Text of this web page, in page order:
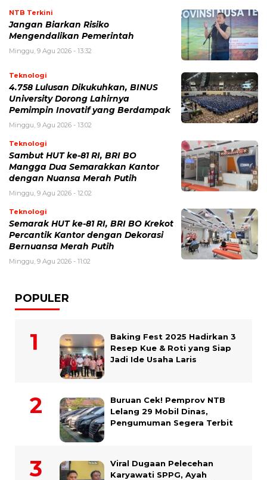
NTB Terkini
Jangan Biarkan Risiko
Mengendalikan Pemerintah
Minggu, 9 Agu 2026 - 13:32
Teknologi
4.758 Lulusan Dikukuhkan, BINUS
University Dorong Lahirnya
Pemimpin Inovatif yang Berdampak
Minggu, 9 Agu 2026 - 13:02
Teknologi
Sambut HUT ke-81 RI, BRI BO
Mangga Dua Semarakkan Kantor
dengan Nuansa Merah Putih
Minggu, 9 Agu 2026 - 12:02
Teknologi
Semarak HUT ke-81 RI, BRI BO Krekot
Percantik Kantor dengan Dekorasi
Bernuansa Merah Putih
Minggu, 9 Agu 2026 - 11:02
POPULER
Baking Fest 2025 Hadirkan 3
Resep Kue & Roti yang Siap
Jadi Ide Usaha Laris
Buruan Cek! Pemprov NTB
Lelang 29 Mobil Dinas,
Pengumuman Segera Terbit
Viral Dugaan Pelecehan
Karyawati SPPG, Ayah